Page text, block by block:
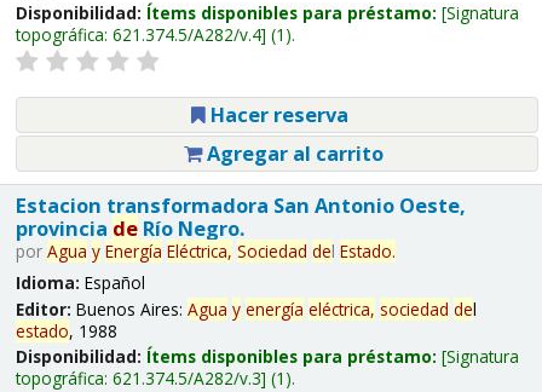
Disponibilidad: Ítems disponibles para préstamo: Signatura
topográfica: 621.374.5/A282/v.4 (1).
Hacer reserva
Agregar al carrito
Estacion transformadora San Antonio Oeste,
provincia deRío Negro.
por Agua y Energía Eléctrica, Sociedad del Estado.
Idioma: Español
Editor: Buenos Aires: Agua y energía eléctrica, sociedad del
estado, 1988
Disponibilidad: Ítems disponibles para préstamo: Signatura
topográfica: 621.374.5/A282/v.3 (1).